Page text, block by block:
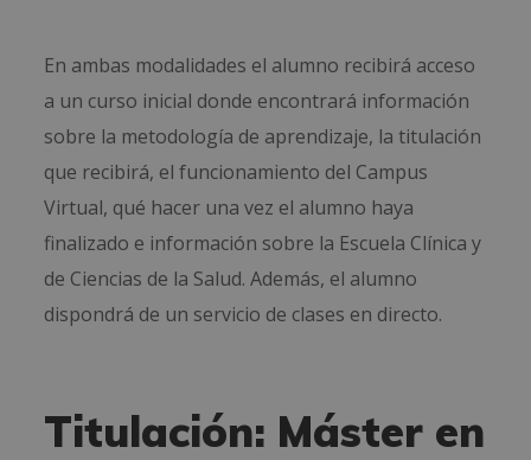
En ambas modalidades el alumno recibirá acceso
a un curso inicial donde encontrará información
sobre la metodología de aprendizaje, la titulación
que recibirá, el funcionamiento del Campus
Virtual, qué hacer una vez el alumno haya
finalizado e información sobre la Escuela Clínica y
de Ciencias de la Salud. Además, el alumno
dispondrá de un servicio de clases en directo.
Titulación: Máster en